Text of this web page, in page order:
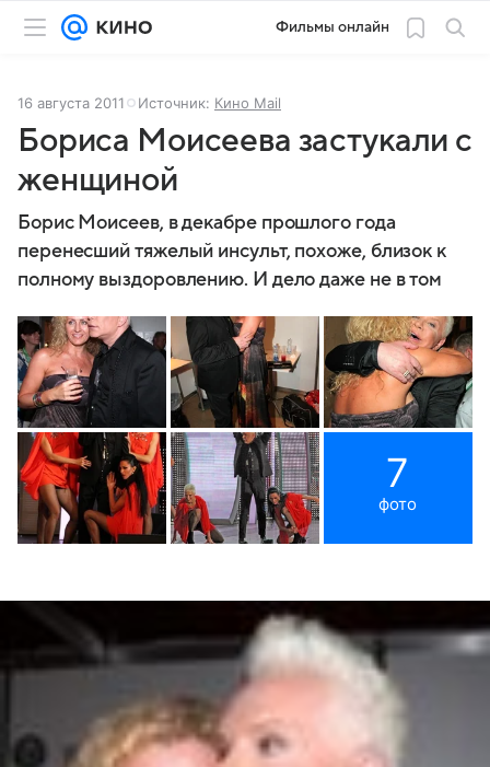
Фильмы онлайн
16 августа 2011 Источник: Кино Mail
Бориса Моисеева застукали с
женщиной
Борис Моисеев, в декабре прошлого года
перенесший тяжелый инсульт, похоже, близок к
полному выздоровлению. И дело даже не в том
7
фото